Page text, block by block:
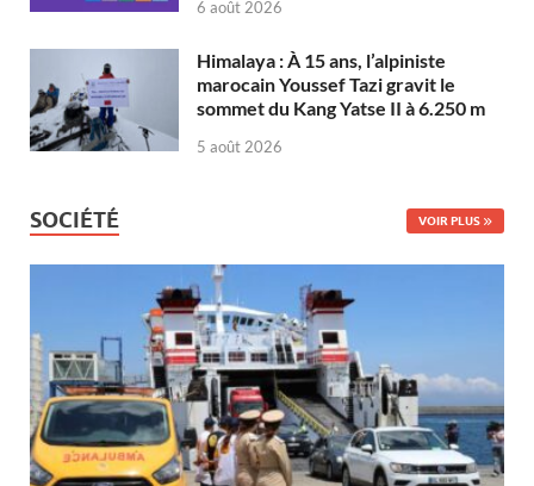
6 août 2026
Himalaya : À 15 ans, l’alpiniste
marocain Youssef Tazi gravit le
sommet du Kang Yatse II à 6.250 m
5 août 2026
SOCIÉTÉ VOIR PLUS